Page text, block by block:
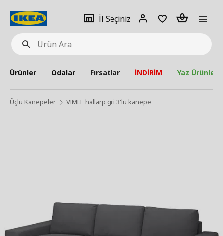
Ürün
Ara
İl Seçiniz
Giriş
Adet
Ürünler Odalar Fırsatlar İNDİRİM Yaz Ürünleri
Üçlü Kanepeler VIMLE hallarp gri 3'lü kanepe